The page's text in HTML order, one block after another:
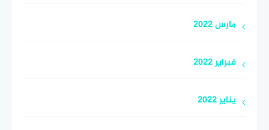
مارس 2022
فبراير 2022
يناير 2022